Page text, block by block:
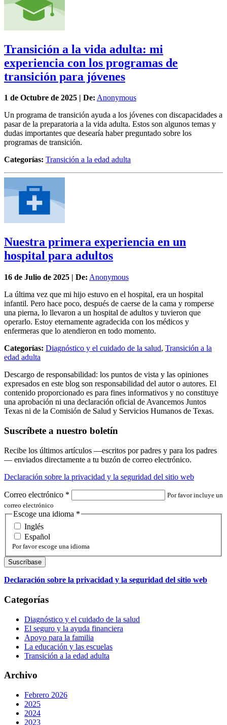
Transición a la vida adulta: mi
experiencia con los programas de
transición para jóvenes
1 de Octubre de 2025 | De: Anonymous
Un programa de transición ayuda a los jóvenes con discapacidades a
pasar de la preparatoria a la vida adulta. Estos son algunos temas y
dudas importantes que desearía haber preguntado sobre los
programas de transición.
Categorías: Transición a la edad adulta
Nuestra primera experiencia en un
hospital para adultos
16 de Julio de 2025 | De: Anonymous
La última vez que mi hijo estuvo en el hospital, era un hospital
infantil. Pero hace poco, después de caerse de la cama y romperse
una pierna, lo llevaron a un hospital de adultos y tuvieron que
operarlo. Estoy eternamente agradecida con los médicos y
enfermeras que lo atendieron en todo momento.
Categorías: Diagnóstico y el cuidado de la salud, Transición a la
edad adulta
Descargo de responsabilidad: los puntos de vista y las opiniones
expresados en este blog son responsabilidad del autor o autores. El
contenido proporcionado es para fines informativos y no constituye
una aprobación ni una declaración oficial de Avancemos Juntos
Texas ni de la Comisión de Salud y Servicios Humanos de Texas.
Suscríbete a nuestro boletín
Recibe los últimos artículos —escritos por padres y para los padres
— enviados directamente a tu buzón de correo electrónico.
Declaración sobre la privacidad y la seguridad del sitio web
Correo electrónico *
Por favor incluye un
correo electrónico
Escoge una idioma *
Inglés
Español
Por favor escoge una idioma
Declaración sobre la privacidad y la seguridad del sitio web
Categorías
Diagnóstico y el cuidado de la salud
El seguro y la ayuda financiera
Apoyo para la familia
La educación y las escuelas
Transición a la edad adulta
Archivo
Febrero 2026
2025
2024
2023